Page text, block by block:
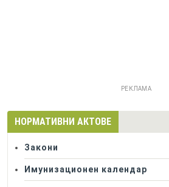
РЕКЛАМА
НОРМАТИВНИ АКТОВЕ
Закони
Имунизационен календар